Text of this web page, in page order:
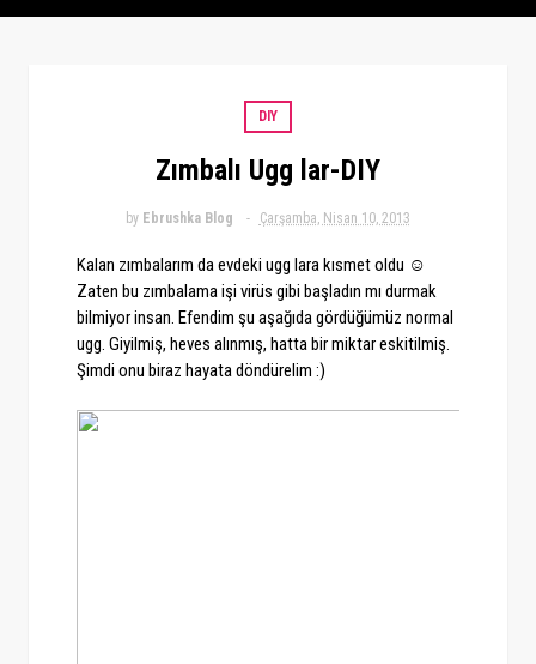
DIY
Zımbalı Ugg lar-DIY
by Ebrushka Blog Çarşamba, Nisan 10, 2013
Kalan zımbalarım da evdeki ugg lara kısmet oldu ☺
Zaten bu zımbalama işi virüs gibi başladın mı durmak
bilmiyor insan. Efendim şu aşağıda gördüğümüz normal
ugg. Giyilmiş, heves alınmış, hatta bir miktar eskitilmiş.
Şimdi onu biraz hayata döndürelim :)